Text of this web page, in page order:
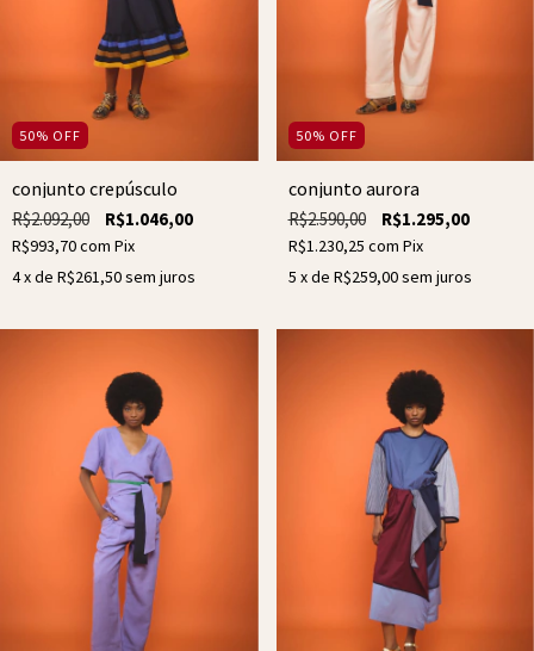
50% OFF
conjunto crepúsculo
R$2.092,00 R$1.046,00
R$993,70com Pix
4x de R$261,50sem juros
50% OFF
conjunto aurora
R$2.590,00 R$1.295,00
R$1.230,25 com Pix
5 x de R$259,00sem juros